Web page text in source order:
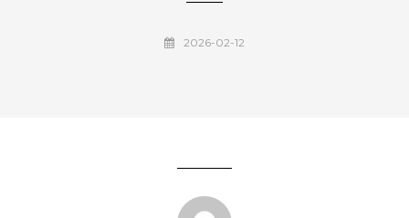
2026-02-12